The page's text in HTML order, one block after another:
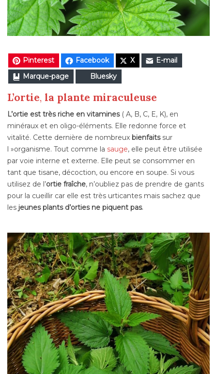
Pinterest Facebook X
E-mail
Marque-page
Bluesky
L’ortie, la plante miraculeuse
L’ortie est très riche en vitamines( A, B, C, E, K), en
minéraux et en oligo-éléments. Elle redonne force et
vitalité. Cette dernière de nombreux bienfaitssur
l »organisme. Tout comme la sauge, elle peut être utilisée
par voie interne et externe. Elle peut se consommer en
tant que tisane, décoction, ou encore en soupe. Si vous
utilisez de l’ortie fraîche, n’oubliez pas de prendre de gants
pour la cueillir car elle est très urticantes mais sachez que
les jeunes plants d’orties ne piquent pas.